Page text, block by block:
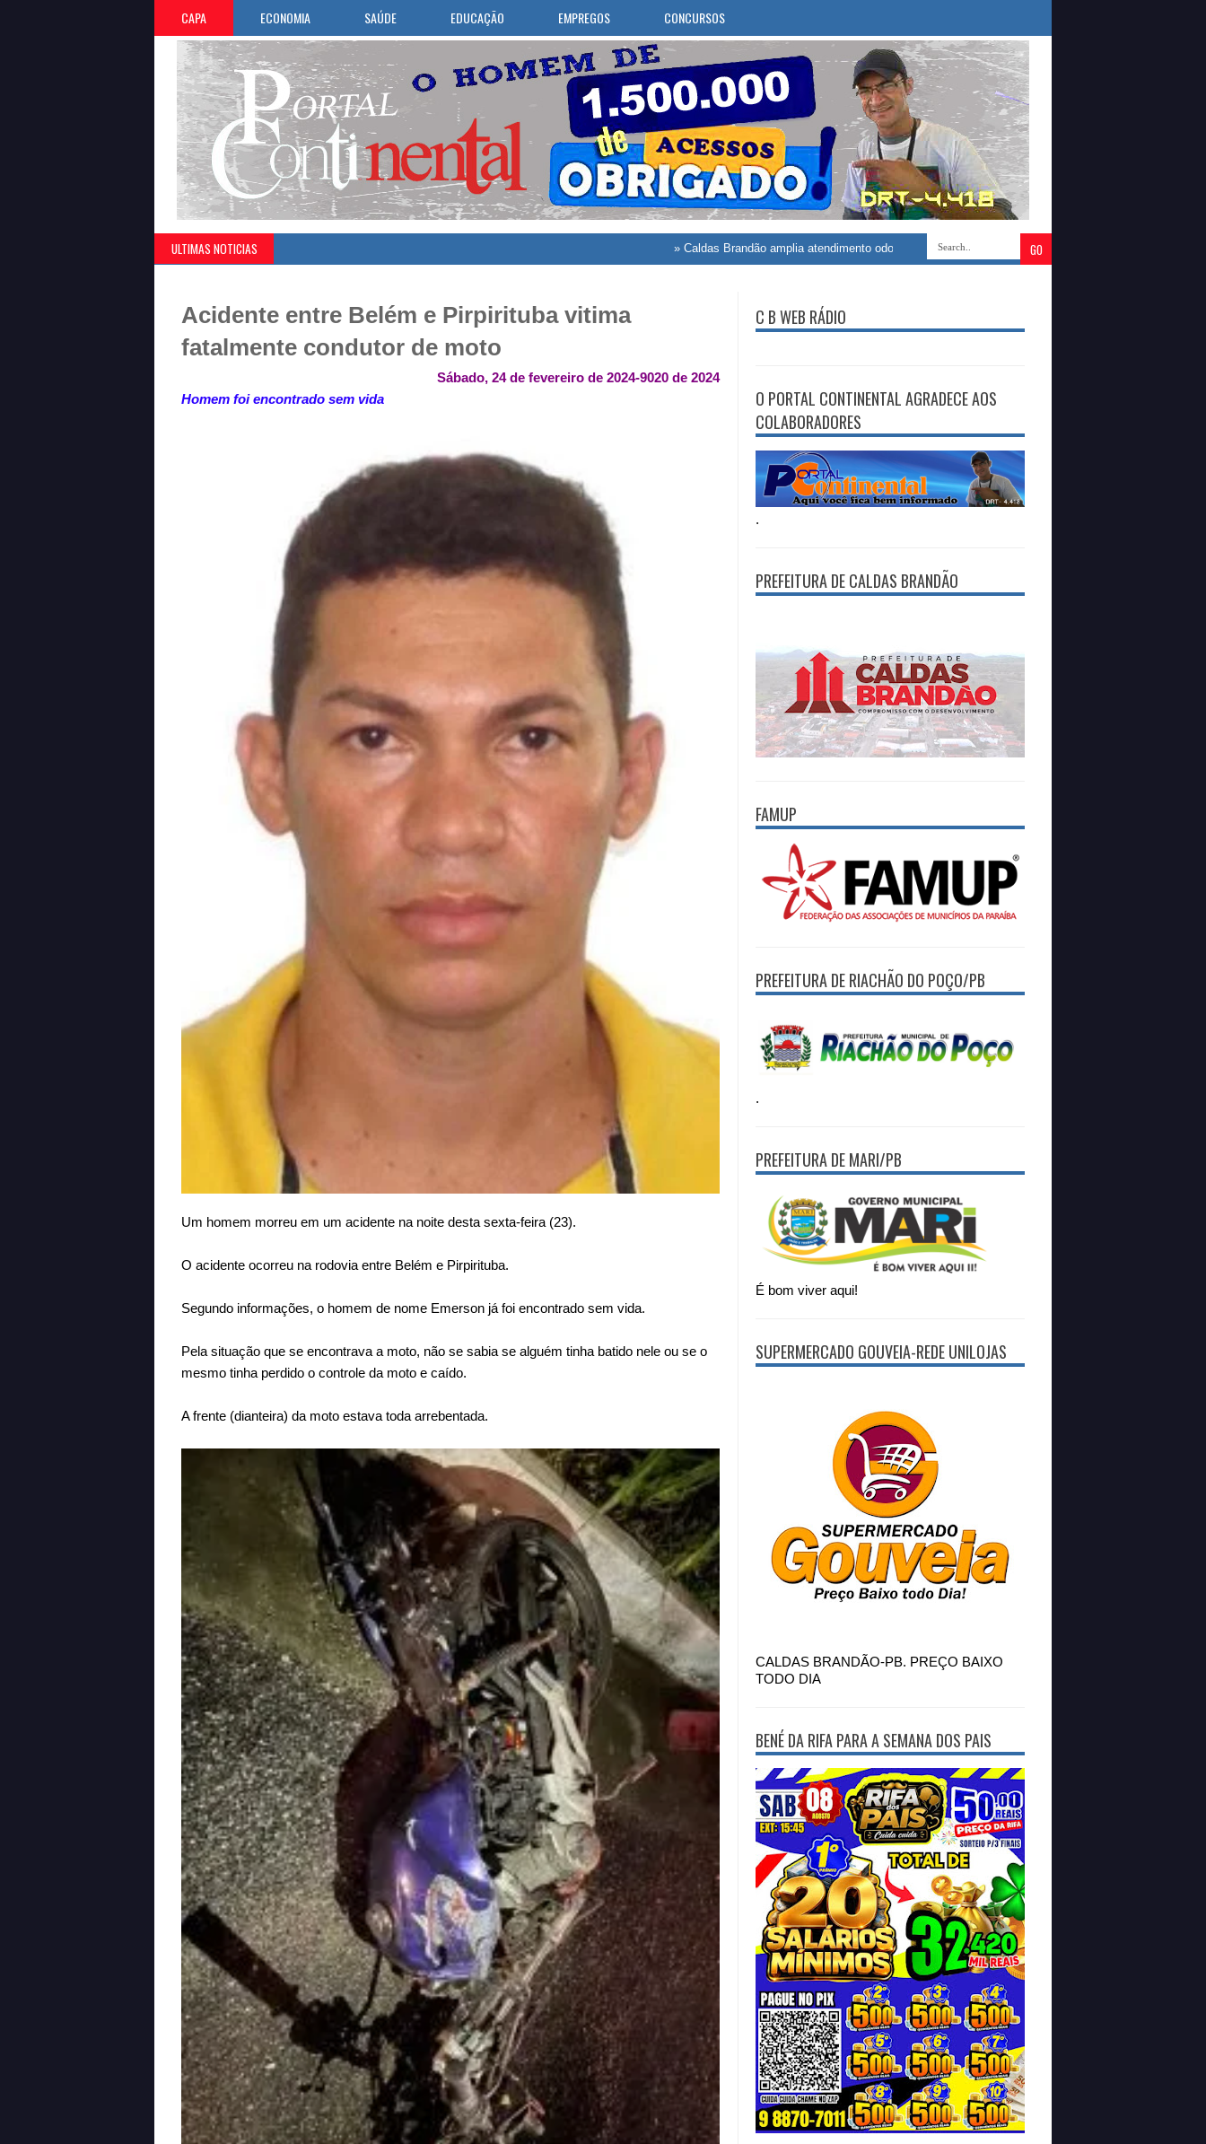
CAPA ECONOMIA SAÚDE EDUCAÇÃO EMPREGOS CONCURSOS
ULTIMAS NOTICIAS Caldas Brandão amplia atendimento odontológico com construção de novo Centro Especializado de Saúde
Acidente entre Belém e Pirpirituba vitima
fatalmente condutor de moto
Sábado, 24 de fevereiro de 2024-9020 de 2024
Homem foi encontrado sem vida
Um homem morreu em um acidente na noite desta sexta-feira (23).
O acidente ocorreu na rodovia entre Belém e Pirpirituba.
Segundo informações, o homem de nome Emerson já foi encontrado sem vida.
Pela situação que se encontrava a moto, não se sabia se alguém tinha batido nele ou se o
mesmo tinha perdido o controle da moto e caído.
A frente (dianteira) da moto estava toda arrebentada.
C B WEB RÁDIO
O PORTAL CONTINENTAL AGRADECE AOS
COLABORADORES
.
PREFEITURA DE CALDAS BRANDÃO
FAMUP
PREFEITURA DE RIACHÃO DO POÇO/PB
.
PREFEITURA DE MARI/PB
É bom viver aqui!
SUPERMERCADO GOUVEIA-REDE UNILOJAS
CALDAS BRANDÃO-PB. PREÇO BAIXO
TODO DIA
BENÉ DA RIFA PARA A SEMANA DOS PAIS